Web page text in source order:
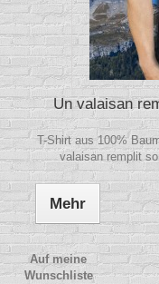
Un valaisan
T-Shirt aus 100%
valaisan remplit
Mehr
Auf meine
Wunschliste